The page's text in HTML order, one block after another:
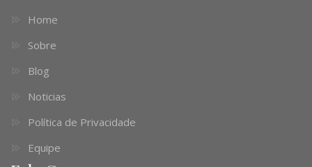
Home
Sobre
Blog
Noticias
Política de Privacidade
Equipe